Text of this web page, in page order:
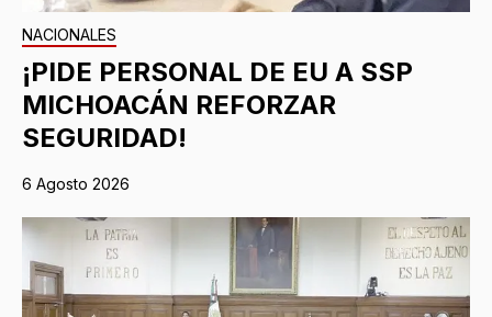
NACIONALES
¡PIDE PERSONAL DE EU A SSP
MICHOACÁN REFORZAR
SEGURIDAD!
6 Agosto 2026